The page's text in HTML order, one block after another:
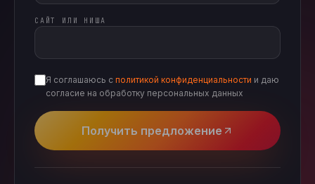
САЙТ ИЛИ НИША
Я соглашаюсь с политикой конфиденциальности и даю
согласие на обработку персональных данных
Получить предложение